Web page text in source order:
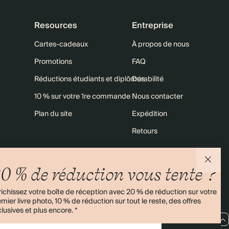
% de réduction vous tente ?
votre boîte de réception avec 20 % de réduction sur votre
livre photo, 10 % de réduction sur tout le reste, des offres
et plus encore. *
Resources
Cartes-cadeaux
Promotions
Réductions étudiants et diplômés
10 % sur votre 1re commande
Plan du site
Entreprise
À propos de nous
FAQ
Durabilité
Nous contacter
Expédition
Retours
4,00/5Plus de 11 000 avis